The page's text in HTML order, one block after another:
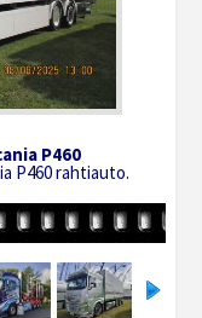
P460
P460 rahtiauto.